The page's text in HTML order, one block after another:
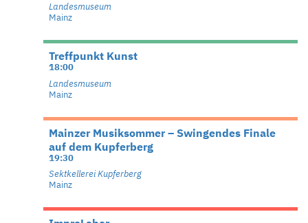
Landesmuseum
Mainz
Treffpunkt Kunst
18:00
Landesmuseum
Mainz
Mainzer Musiksommer – Swingendes Finale
auf dem Kupferberg
19:30
Sektkellerei Kupferberg
Mainz